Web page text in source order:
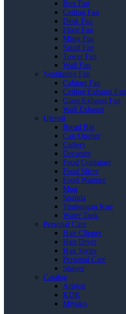
Box Fan
Ceiling Fan
Desk Fan
Floor Fan
Misty Fan
Stand Fan
Tower Fan
Wall Fan
Ventilating Fan
Cabinet Fan
Ceiling Exhaust Fan
Glass Exhaust Fan
Wall Exhaust
Utensil
Bread Bin
Can Opener
Cutlery
Decanter
Food Container
Food Slicer
Food Warmer
Mug
Spatula
Timbangan Kue
Water Tank
Personal Care
Hair Clipper
Hair Dryer
Hair Styler
Personal Care
Shaver
Catalog
Ariston
KDK
Miyako